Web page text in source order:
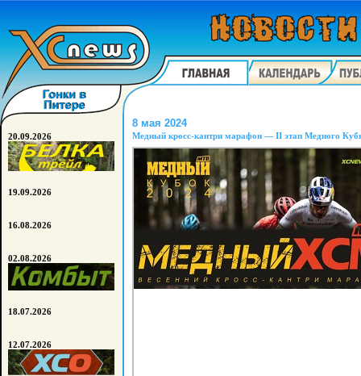
8 мая 2024
Медный кросс-кантри марафон — II этап Медного
20.09.2026
19.09.2026
16.08.2026
02.08.2026
18.07.2026
12.07.2026